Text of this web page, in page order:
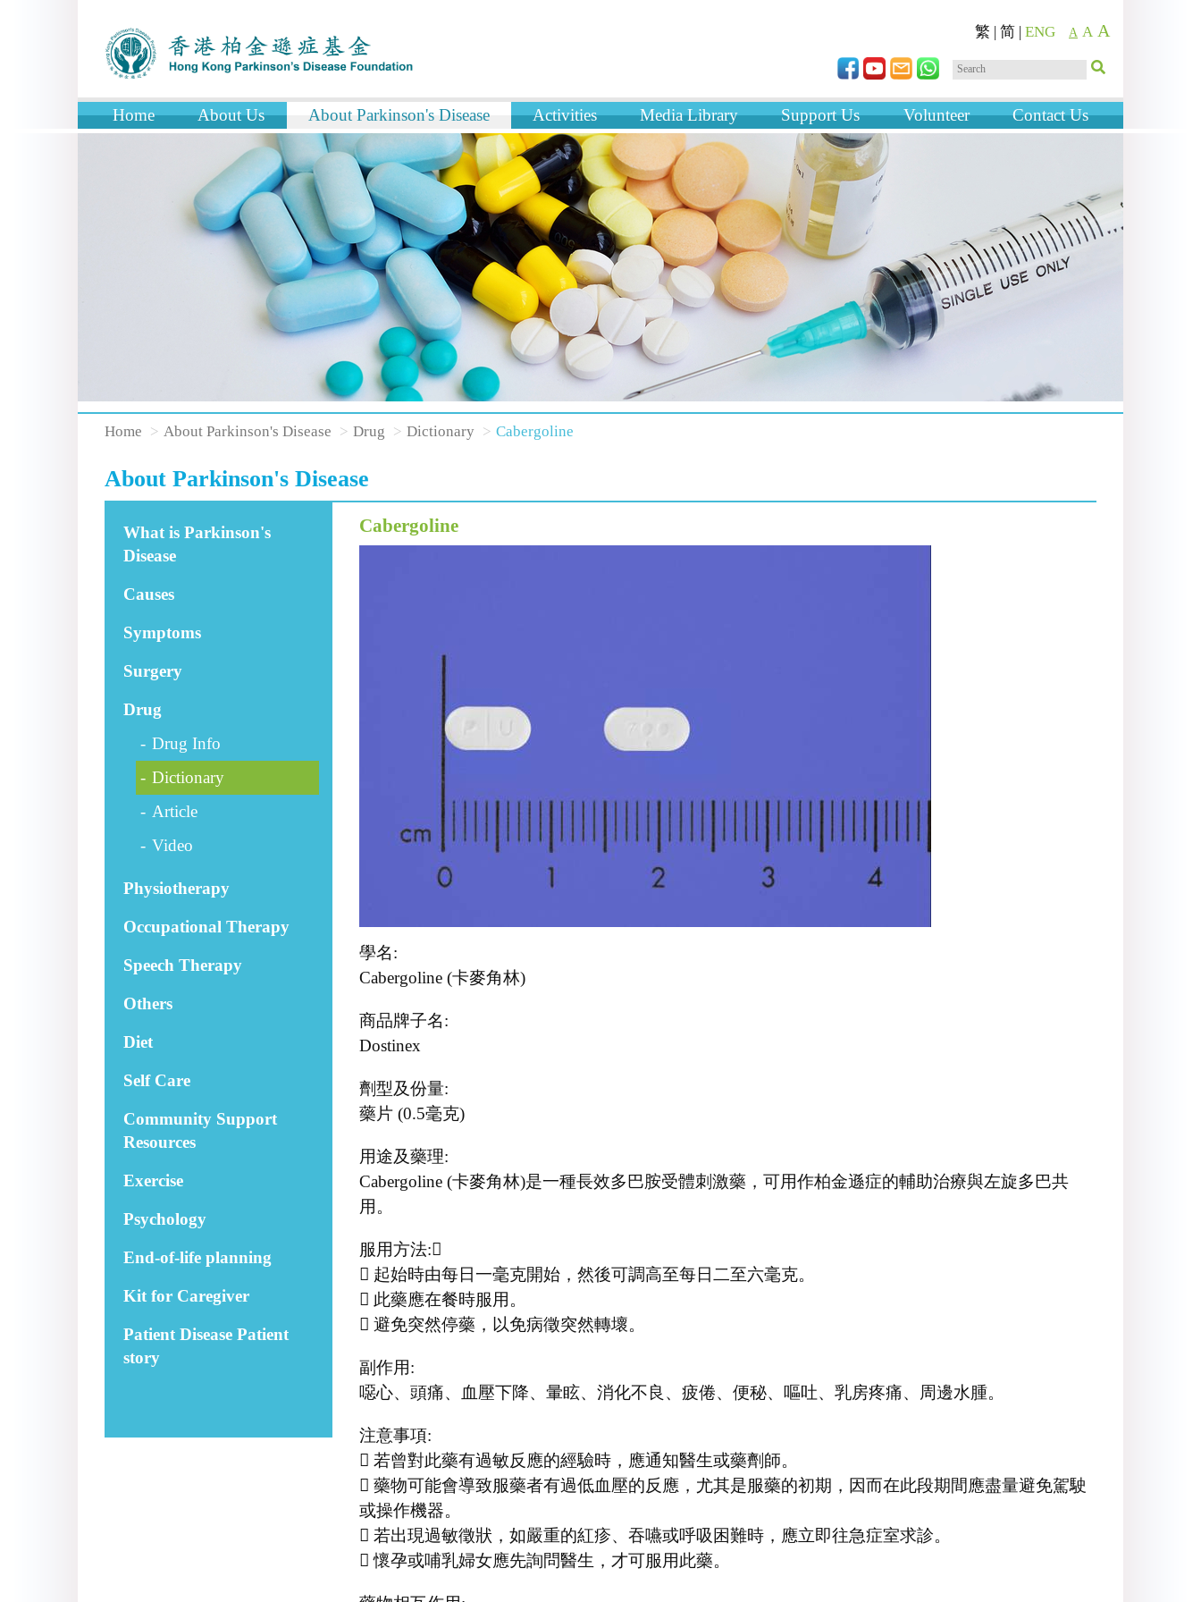
繁 | 简 | ENG A A A
Home About Us About Parkinson's Disease Activities Media Library Support Us Volunteer Contact Us
Home About Parkinson's Disease Drug Dictionary Cabergoline
About Parkinson's Disease
What is Parkinson's
Disease
Causes
Symptoms
Surgery
Drug
Drug Info
Dictionary
Article
Video
Physiotherapy
Occupational Therapy
Speech Therapy
Others
Diet
Self Care
Community Support
Resources
Exercise
Psychology
End-of-life planning
Kit for Caregiver
Patient Disease Patient
story
Cabergoline
學名:
Cabergoline (卡麥角林)
商品牌子名:
Dostinex
劑型及份量:
藥片 (0.5毫克)
用途及藥理:
Cabergoline (卡麥角林)是一種長效多巴胺受體刺激藥，可用作柏金遜症的輔助治療與左旋多巴共
用。
服用方法:
 起始時由每日一毫克開始，然後可調高至每日二至六毫克。
 此藥應在餐時服用。
 避免突然停藥，以免病徵突然轉壞。
副作用:
噁心、頭痛、血壓下降、暈眩、消化不良、疲倦、便秘、嘔吐、乳房疼痛、周邊水腫。
注意事項:
 若曾對此藥有過敏反應的經驗時，應通知醫生或藥劑師。
 藥物可能會導致服藥者有過低血壓的反應，尤其是服藥的初期，因而在此段期間應盡量避免駕駛
或操作機器。
 若出現過敏徵狀，如嚴重的紅疹、吞嚥或呼吸困難時，應立即往急症室求診。
 懷孕或哺乳婦女應先詢問醫生，才可服用此藥。